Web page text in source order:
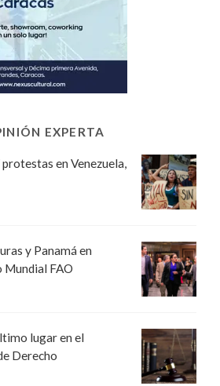
EXPERTA
en Venezuela,
y Panamá en
Mundial FAO
lugar en el
Derecho